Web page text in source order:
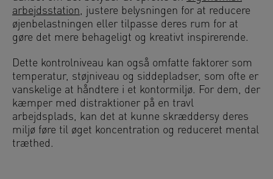
arbejdsstation, justere belysningen for at reducere
øjenbelastningen eller tilpasse deres rum for at
gøre det mere behageligt og kreativt inspirerende.
Dette kontrolniveau kan også omfatte faktorer som
temperatur, støjniveau og siddepladser, som ofte er
vanskelige at håndtere i et kontormiljø. For dem, der
kæmper med distraktioner på en travl
arbejdsplads, kan det at kunne skræddersy deres
miljø føre til øget koncentration og reduceret mental
træthed.